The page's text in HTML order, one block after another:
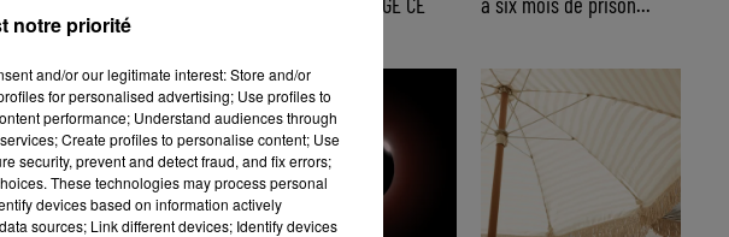
notre priorité
and/or our legitimate interest: Store and/or
for personalised advertising; Use profiles to
performance; Understand audiences through
Create profiles to personalise content; Use
security, prevent and detect fraud, and fix errors;
These technologies may process personal
devices based on information actively
sources; Link different devices; Identify devices